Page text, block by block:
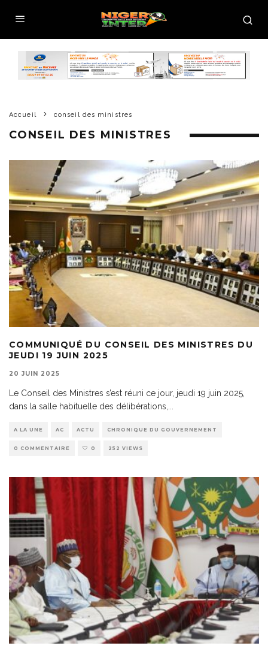
Accueil conseil des ministres
CONSEIL DES MINISTRES
COMMUNIQUÉ DU CONSEIL DES MINISTRES DU
JEUDI 19 JUIN 2025
20 JUIN 2025
Le Conseil des Ministres s’est réuni ce jour, jeudi 19 juin 2025,
dans la salle habituelle des délibérations,
A LA UNE AC ACTU CHRONIQUE DU GOUVERNEMENT
0 COMMENTAIRE 0 252 VIEWS